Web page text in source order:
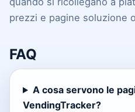
prezzi e pagine soluzione
FAQ
A cosa servono le
VendingTracker?